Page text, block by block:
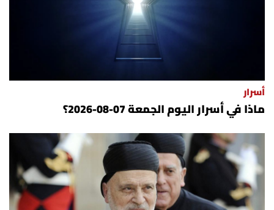
أسرار
ماذا في أسرار اليوم الجمعة 07-08-2026؟